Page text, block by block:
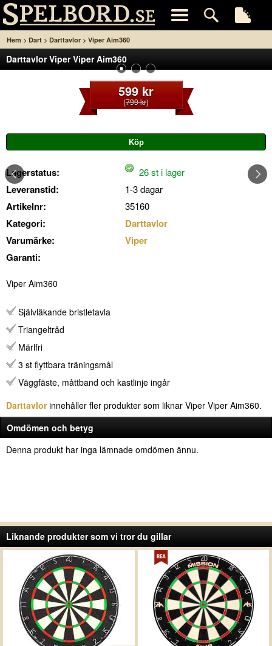
Hem > Dart > Darttavlor > Viper Aim360
Darttavlor Viper Viper Aim360
599 kr
(799 kr)
Lagerstatus: 26 st i lager
Leveranstid: 1-3 dagar
Artikelnr: 35160
Kategori:
Darttavlor
Varumärke:
Viper
Garanti:
Viper Aim360
Självläkande bristletavla
Triangeltråd
Märlfri
3 st flyttbara träningsmål
Väggfäste, måttband och kastlinje ingår
Darttavlorinnehåller fler produkter som liknar Viper Viper Aim360.
Omdömen och betyg
Denna produkt har inga lämnade omdömen ännu.
Liknande produkter som vi tror du gillar